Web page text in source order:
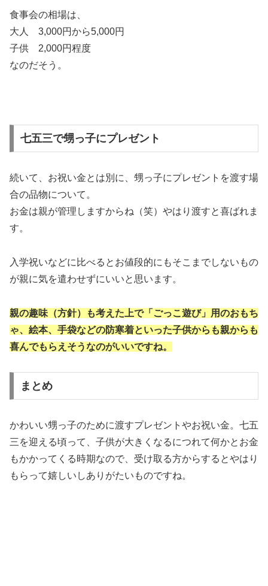
食事会の相場は、
大人 3,000円から5,000円
子供 2,000円程度
なのだそう。
七五三で甥っ子にプレゼント
続いて、お祝い金とは別に、甥っ子にプレゼントを渡す場
合の品物について。
お金は親が管理しますからね（笑）やはり渡すと喜ばれま
す。
入学祝いなどに比べるとお値段的にもそこまでしないもの
が親に気を遣わせずにいいと思います。
親の趣味（方針）も考えた上で「ごっこ遊び」用のおもち
ゃ、絵本、手袋などの防寒着といった子供からも親からも
喜んでもらえそうなのがいいですね。
まとめ
かわいい甥っ子のために渡すプレゼントやお祝い金。七五
三を迎える頃って、子供が大きくなるにつれて何かとお金
もかかってくる時期なので、受け取る方からするとやはり
もらって嬉しいしありがたいものですね。